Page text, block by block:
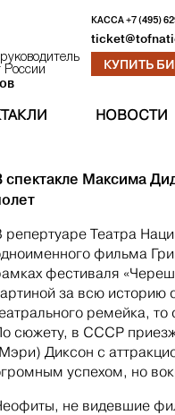
России
КАССА+7 (495)
КУПИТЬ
НОВОСТИ
спектакле Максима
репертуаре Театра
фильма
фестиваля
за всю историю
ремейка,
сюжету, в СССР
Диксон с
успехом, но
не видевшие